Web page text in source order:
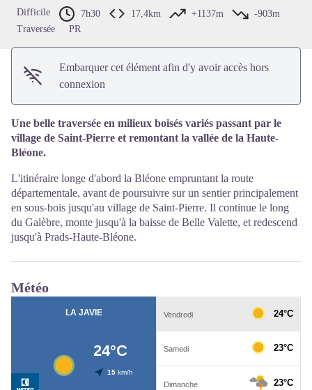
Difficile 7h30 17,4km +1137m
-903m
Traversée
PR
Embarquer cet élément afin d'y avoir accès hors
connexion
Une belle traversée en milieux boisés variés passant par le
village de Saint-Pierre et remontant la vallée de la Haute-
Bléone.
L'itinéraire longe d'abord la Bléone empruntant la route
départementale, avant de poursuivre sur un sentier principalement
en sous-bois jusqu'au village de Saint-Pierre. Il continue le long
du Galèbre, monte jusqu'à la baisse de Belle Valette, et redescend
jusqu'à Prads-Haute-Bléone.
Météo